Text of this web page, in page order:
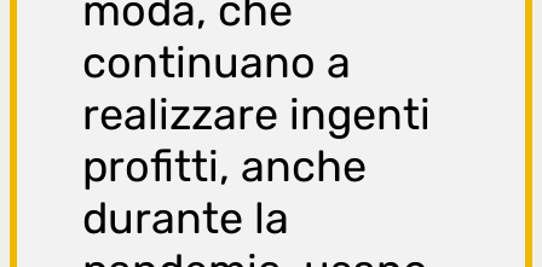
moda, che
continuano a
realizzare ingenti
profitti, anche
durante la